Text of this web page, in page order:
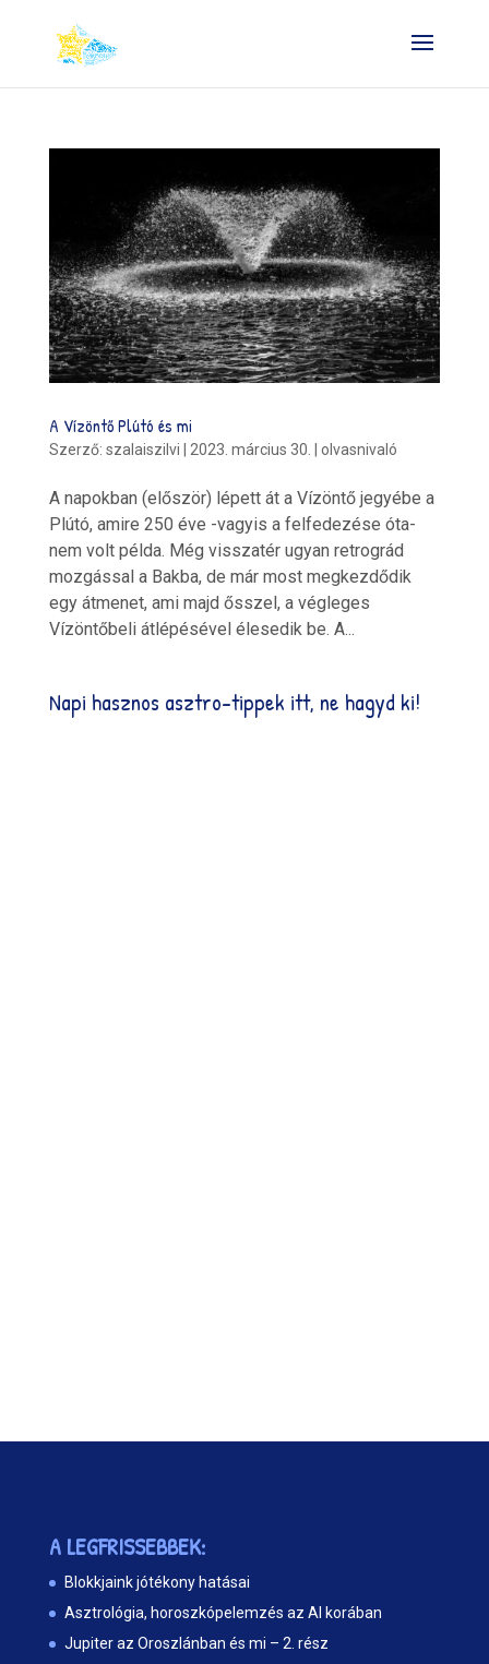
A Vízöntő Plútó és mi
Szerző: szalaiszilvi 2023. március 30. olvasnivaló
A napokban (először) lépett át a Vízöntő jegyébe a
Plútó, amire 250 éve -vagyis a felfedezése óta-
nem volt példa. Még visszatér ugyan retrográd
mozgással a Bakba, de már most megkezdődik
egy átmenet, ami majd ősszel, a végleges
Vízöntőbeli átlépésével élesedik be. A...
Napi hasznos asztro-tippek itt, ne hagyd ki!
A LEGFRISSEBBEK:
Blokkjaink jótékony hatásai
Asztrológia, horoszkópelemzés az AI korában
Jupiter az Oroszlánban és mi – 2. rész